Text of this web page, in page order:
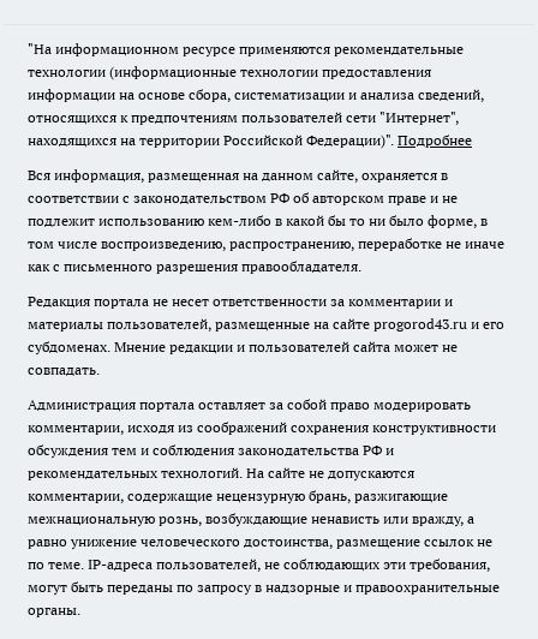
"На информационном ресурсе применяются рекомендательные
технологии (информационные технологии предоставления
информации на основе сбора, систематизации и анализа сведений,
относящихся к предпочтениям пользователей сети "Интернет",
находящихся на территории Российской Федерации)". Подробнее
Вся информация, размещенная на данном сайте, охраняется в
соответствии с законодательством РФ об авторском праве и не
подлежит использованию кем-либо в какой бы то ни было форме, в
том числе воспроизведению, распространению, переработке не иначе
как с письменного разрешения правообладателя.
Редакция портала не несет ответственности за комментарии и
материалы пользователей, размещенные на сайте progorod43.ru и его
субдоменах. Мнение редакции и пользователей сайта может не
совпадать.
Администрация портала оставляет за собой право модерировать
комментарии, исходя из соображений сохранения конструктивности
обсуждения тем и соблюдения законодательства РФ и
рекомендательных технологий. На сайте не допускаются
комментарии, содержащие нецензурную брань, разжигающие
межнациональную рознь, возбуждающие ненависть или вражду, а
равно унижение человеческого достоинства, размещение ссылок не
по теме. IP-адреса пользователей, не соблюдающих эти требования,
могут быть переданы по запросу в надзорные и правоохранительные
органы.